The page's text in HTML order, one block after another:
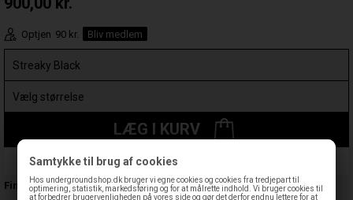
Samtykke til brug af cookies
Hos undergroundshop.dk bruger vi egne cookies og cookies fra tredjepart til
optimering, statistik, markedsføring og for at målrette indhold. Vi bruger cookies til
at forbedrer brugervenligheden på vores side og gør det derfor endnu lettere for at
Optjen 90 kr. Bliv medlem
LÆG I KURV
Leveringstid: 1-3 hverdage
Findes også: